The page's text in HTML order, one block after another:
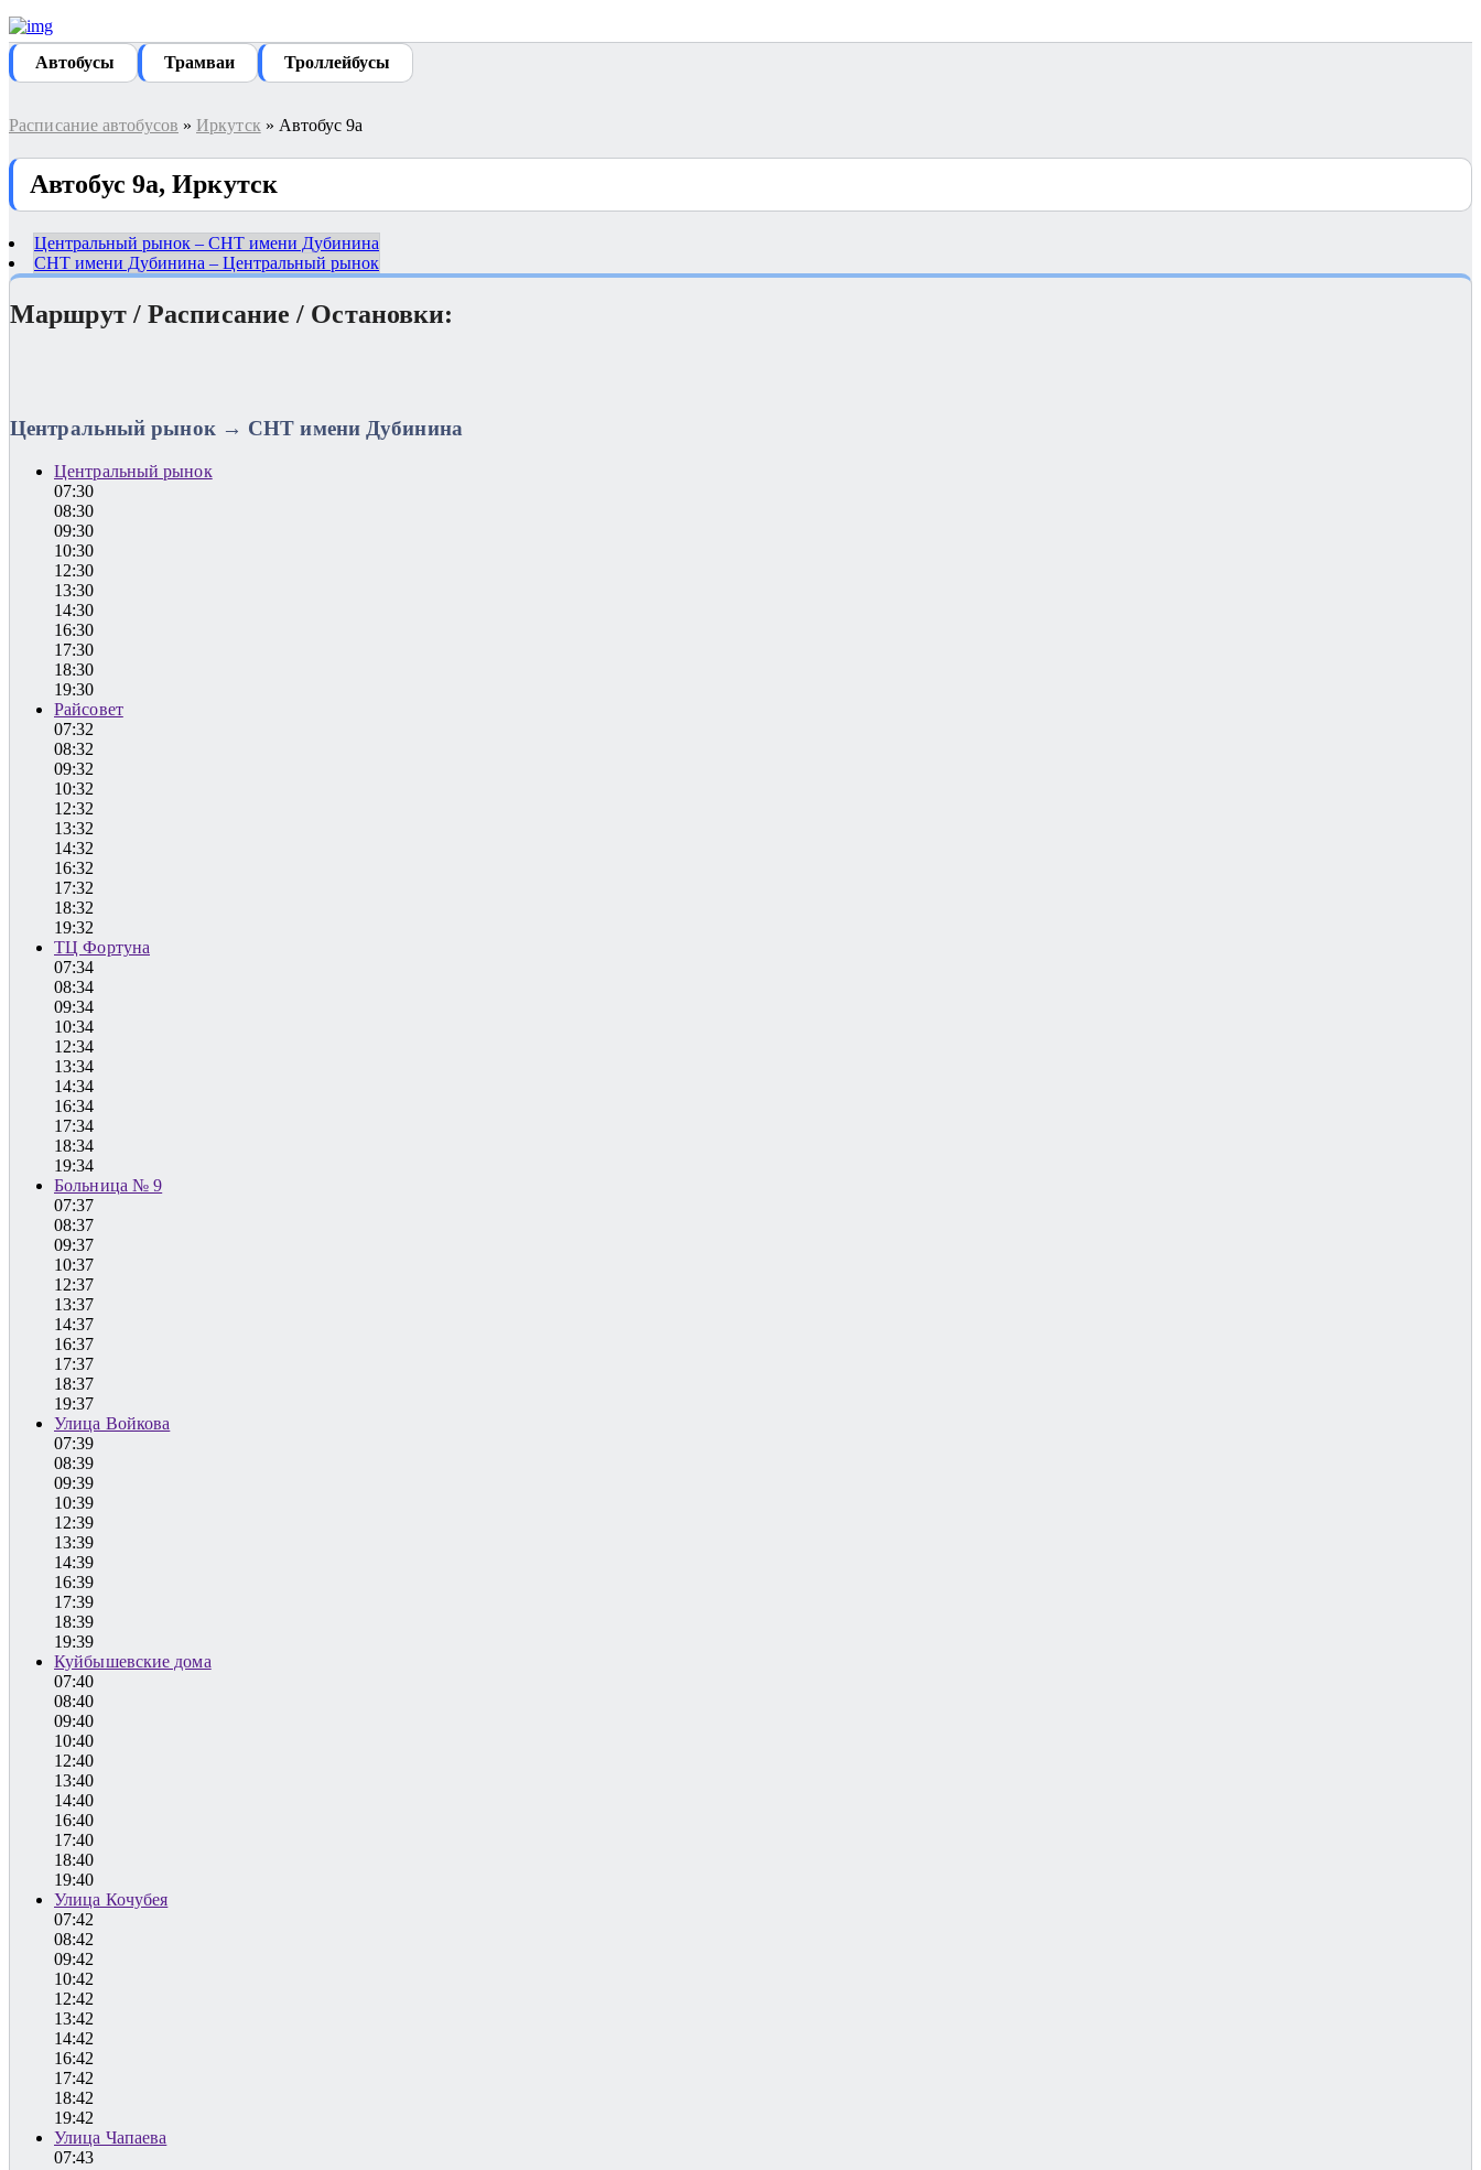
Автобуcы Трамваи Троллейбусы
Расписание автобусов » Иркутск » Автобус 9а
Автобус 9а, Иркутск
Центральный рынок – СНТ имени Дубинина
СНТ имени Дубинина – Центральный рынок
Маршрут / Расписание / Остановки:
Центральный рынок → СНТ имени Дубинина
Центральный рынок
07:30
08:30
09:30
10:30
12:30
13:30
14:30
16:30
17:30
18:30
19:30
Райсовет
07:32
08:32
09:32
10:32
12:32
13:32
14:32
16:32
17:32
18:32
19:32
ТЦ Фортуна
07:34
08:34
09:34
10:34
12:34
13:34
14:34
16:34
17:34
18:34
19:34
Больница № 9
07:37
08:37
09:37
10:37
12:37
13:37
14:37
16:37
17:37
18:37
19:37
Улица Войкова
07:39
08:39
09:39
10:39
12:39
13:39
14:39
16:39
17:39
18:39
19:39
Куйбышевские дома
07:40
08:40
09:40
10:40
12:40
13:40
14:40
16:40
17:40
18:40
19:40
Улица Кочубея
07:42
08:42
09:42
10:42
12:42
13:42
14:42
16:42
17:42
18:42
19:42
Улица Чапаева
07:43